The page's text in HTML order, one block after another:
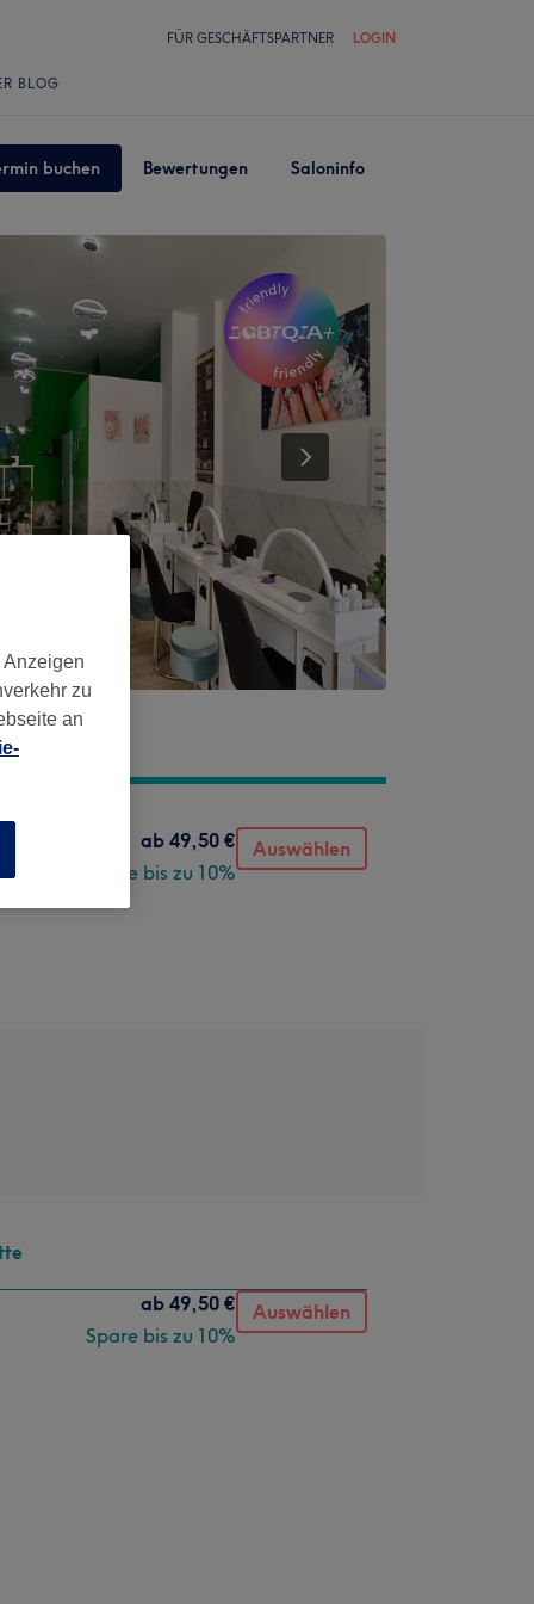
FÜR GESCHÄFTSPARTNER LOGIN
BLOG
buchen Bewertungen Saloninfo
ab 49,50 €
Spare bis zu 10%
Auswählen
ab 49,50 €
Spare bis zu 10%
Auswählen
zu
an